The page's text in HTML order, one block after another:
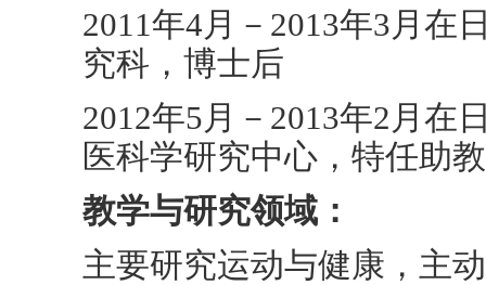
2011年4月－2013年3月在
究科，博士后
2012年5月－2013年2月在
医科学研究中心，特任助
教学与研究领域：
主要研究运动与健康，主